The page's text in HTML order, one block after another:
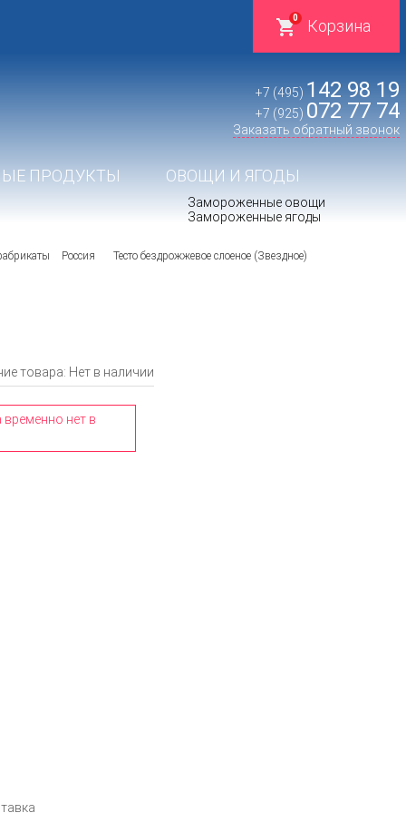
Корзина
0
+7 (495) 142 98 19
+7 (925) 072 77 74
Заказать обратный звонок
ПРОДУКТЫ ОВОЩИ И ЯГОДЫ
Замороженные овощи
Замороженные ягоды
Россия Тесто бездрожжевое слоеное (Звездное)
товара: Нет в наличии
нет в